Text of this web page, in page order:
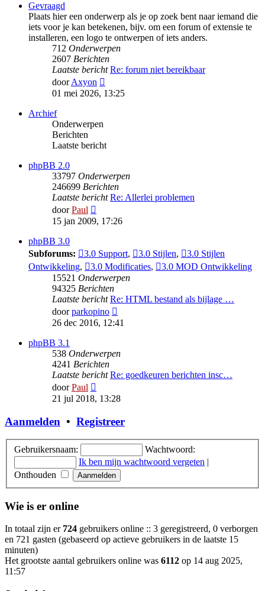
Gevraagd
Plaats hier een onderwerp als je op zoek bent naar iemand die
iets voor je kan betekenen, bijv. om een forum of extensie te
installeren, een logo te ontwerpen of iets anders.
712 Onderwerpen
2607 Berichten
Laatste bericht Re: forum niet bereikbaar
doorAxyon
laatste
01 mei 2026, 13:25
Archief
Onderwerpen
Berichten
Laatste bericht
phpBB 2.0
33797 Onderwerpen
246699 Berichten
Laatste bericht Re: Allerlei problemen
doorPaul
laatste
bericht
15 jan 2009, 17:26
phpBB 3.0
Subforums:
3.0 Support, 3.0 Stijlen,
3.0 Stijlen
Ontwikkeling, 3.0 Modificaties,
3.0 MOD Ontwikkeling
15521 Onderwerpen
94325 Berichten
Laatste bericht Re: HTML bestand als bijlage …
doorparkopino
laatste
26 dec 2016, 12:41
phpBB 3.1
538 Onderwerpen
4241 Berichten
Laatste bericht Re: goedkeuren berichten insc…
doorPaul
laatste
21 jul 2018, 13:28
Aanmelden • Registreer
Gebruikersnaam:
Wachtwoord:
Ik ben mijn wachtwoord vergeten |
Onthouden
Wie is er online
In totaal zijn er 724 gebruikers online :: 3 geregistreerd, 0 verborgen
en 721 gasten (gebaseerd op actieve gebruikers in de laatste 15
minuten)
Het grootste aantal gebruikers online was 6112 op 14 aug 2025,
11:57